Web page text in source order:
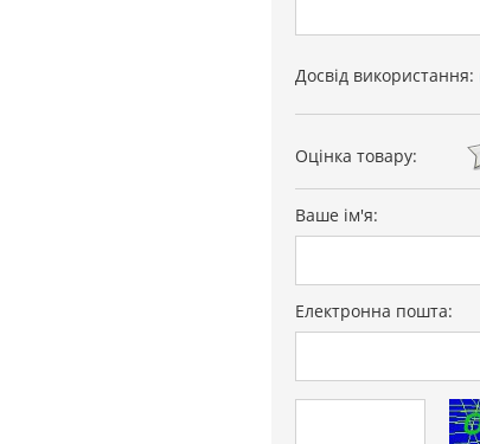
Досвід використання:
Оцінка товару:
Ваше ім'я:
Електронна пошта: